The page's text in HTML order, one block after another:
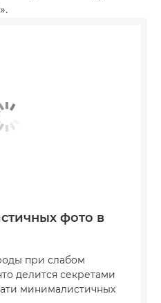
фото в
при слабом
делится секретами
минималистичных